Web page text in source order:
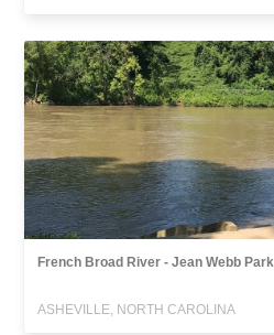
French Broad River - Jean Webb Park
ASHEVILLE, NORTH CAROLINA